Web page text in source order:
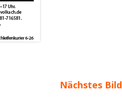
Nächstes Bild